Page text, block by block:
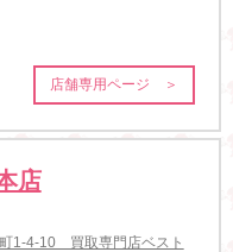
店舗専用ページ ＞
店
1-4-10 買取専門店ベスト